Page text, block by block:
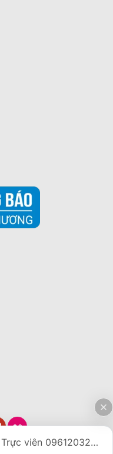
Trực viên 0961203270